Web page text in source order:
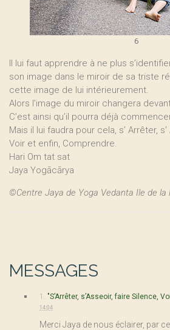
6
Il lui faut apprendre à ne plus
son image dans le miroir de sa triste
cette image de lui intérieurement.
Alors l’image du miroir changera
C’est ainsi qu’il pourra déjà
Mais il lui faudra pour cela, s’ Arrêter,
Voir et enfin, Comprendre.
Hari Om tat sat
Jaya Yogācārya
©Centre Jaya de Yoga Vedanta Ile de la
MESSAGES
1. "S’Arrêter, s’Asseoir, faire Silence,
14:04
Merci Jaya de nous éclairer, par